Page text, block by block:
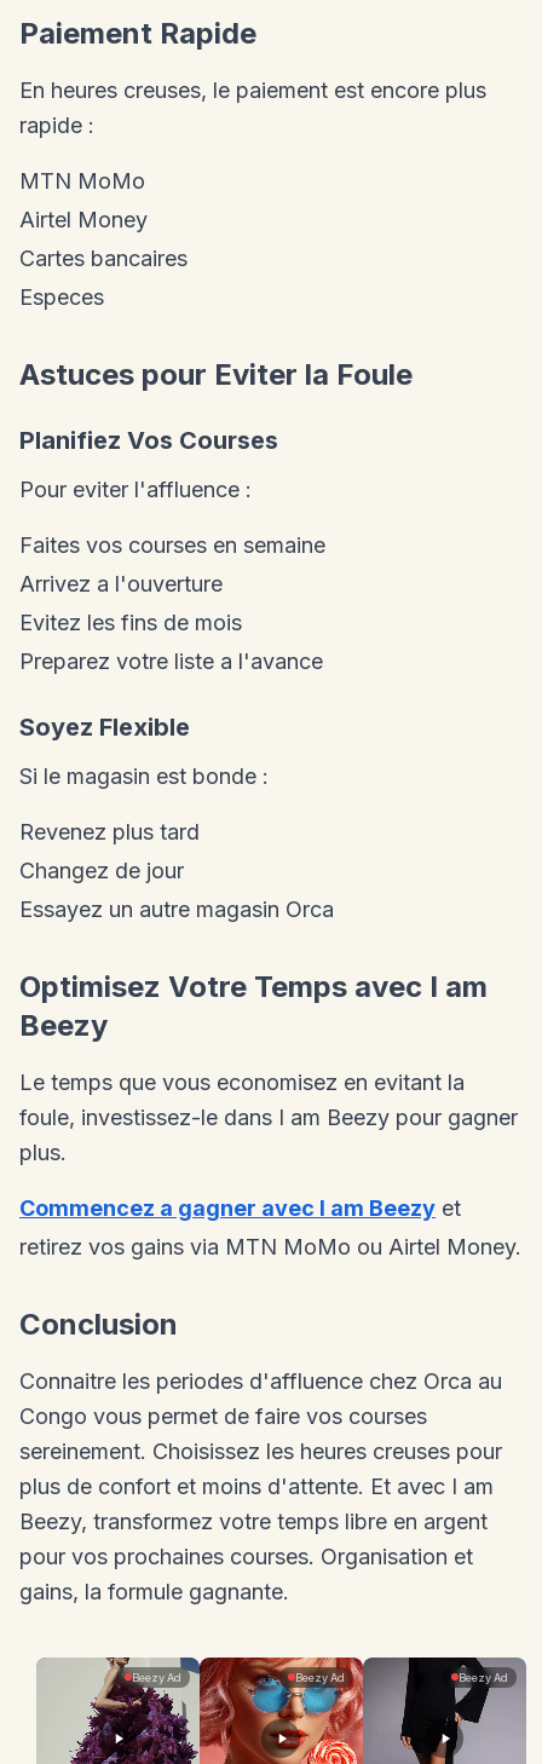
Paiement Rapide
En heures creuses, le paiement est encore plus
rapide :
MTN MoMo
Airtel Money
Cartes bancaires
Especes
Astuces pour Eviter la Foule
Planifiez Vos Courses
Pour eviter l'affluence :
Faites vos courses en semaine
Arrivez a l'ouverture
Evitez les fins de mois
Preparez votre liste a l'avance
Soyez Flexible
Si le magasin est bonde :
Revenez plus tard
Changez de jour
Essayez un autre magasin Orca
Optimisez Votre Temps avec I am
Beezy
Le temps que vous economisez en evitant la
foule, investissez-le dans I am Beezy pour gagner
plus.
Commencez a gagner avec I am Beezy et
retirez vos gains via MTN MoMo ou Airtel Money.
Conclusion
Connaitre les periodes d'affluence chez Orca au
Congo vous permet de faire vos courses
sereinement. Choisissez les heures creuses pour
plus de confort et moins d'attente. Et avec I am
Beezy, transformez votre temps libre en argent
pour vos prochaines courses. Organisation et
gains, la formule gagnante.